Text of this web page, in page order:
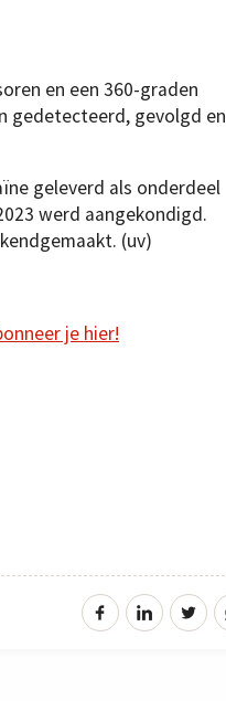
en een 360-graden
gedetecteerd, gevolgd en
geleverd als onderdeel
werd aangekondigd.
(uv)
je hier!